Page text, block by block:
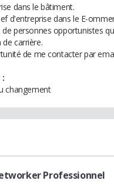
dans le bâtiment.
d'entreprise dans le E-
de personnes opportunistes
carrière.
de me contacter par
changement
Professionnel